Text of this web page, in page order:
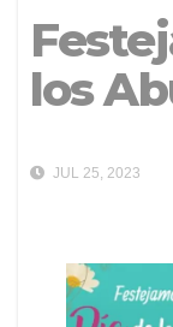
los
JUL 25, 2023